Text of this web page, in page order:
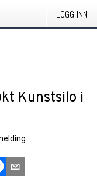
LOGG INN
Kunstsilo i